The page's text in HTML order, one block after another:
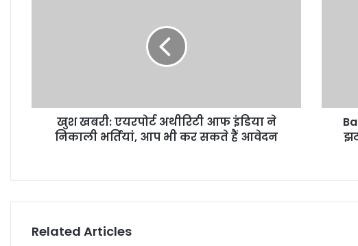
खुश खबरी: एयरपोर्ट अथीरिटी आफ इंडिया ने
निकाली भर्तियां, आप भी कर सकते हैं आवेदन
Related Articles